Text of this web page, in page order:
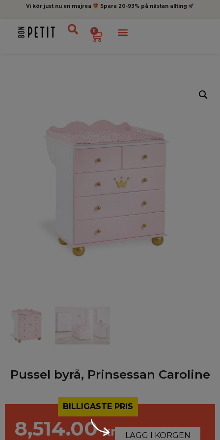
Vi kör just nu en majrea Spara 20-93% på nästan allting
0
Pussel byrå, Prinsessan Caroline
BILLIGASTE PRIS
8,514.00 kr LÄGG I KORGEN